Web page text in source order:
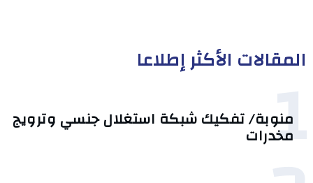
المقالات الأكثر إطلاعا
1
منوبة/ تفكيك شبكة استغلال جنسي وترويج
مخدرات